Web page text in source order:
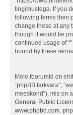
tingimustega. If you
following terms then
change these at any
though it would be
continued usage of
bound by these
Meie foorumid on
“phpBB tarkvara”,
meeskond”), mis on
General Public
www.phpbb.com.